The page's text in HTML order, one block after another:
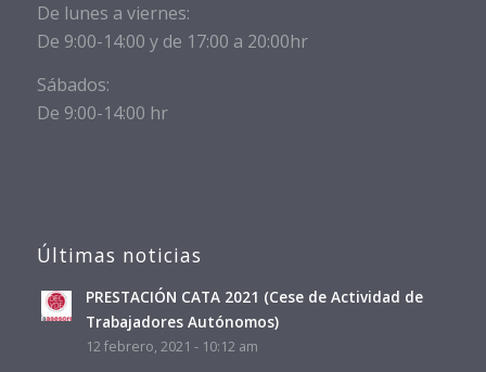
De lunes a viernes:
De 9:00-14:00 y de 17:00 a 20:00hr
Sábados:
De 9:00-14:00 hr
Últimas noticias
PRESTACIÓN CATA 2021 (Cese de Actividad de
Trabajadores Autónomos)
12 febrero, 2021 - 10:12 am